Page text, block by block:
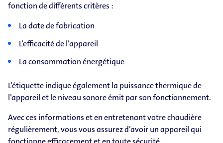
fonction de différents critères :
La date de fabrication
L’efficacité de l’appareil
La consommation énergétique
L’étiquette indique également la puissance thermique de
l’appareil et le niveau sonore émit par son fonctionnement.
Avec ces informations et en entretenant votre chaudière
régulièrement, vous vous assurez d’avoir un appareil qui